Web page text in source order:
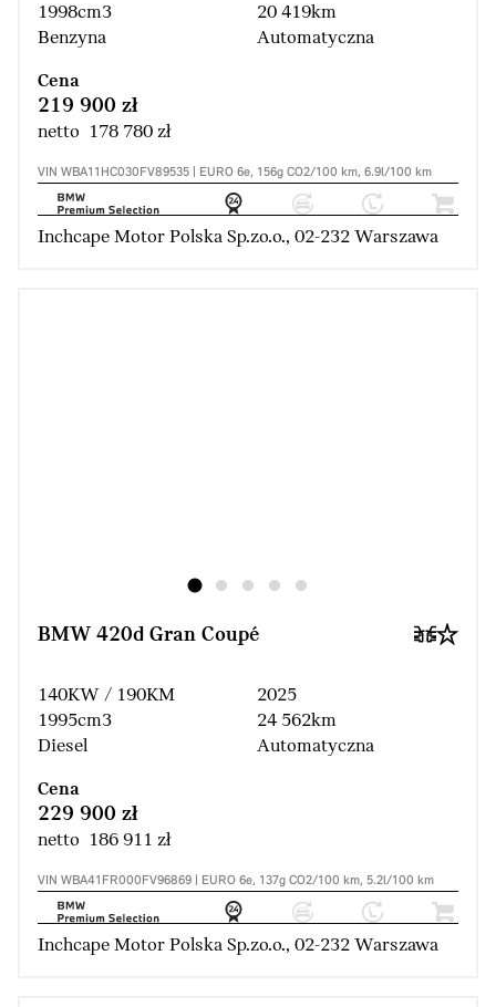
1998cm3
Benzyna
20 419km
Automatyczna
Cena
219 900 zł
netto 178 780 zł
VIN WBA11HC030FV89535 | EURO 6e, 156g CO2/100 km, 6.9l/100 km
Inchcape Motor Polska Sp.zo.o., 02-232 Warszawa
BMW 420d Gran Coupé
140KW / 190KM
1995cm3
Diesel
2025
24 562km
Automatyczna
Cena
229 900 zł
netto 186 911 zł
VIN WBA41FR000FV96869 | EURO 6e, 137g CO2/100 km, 5.2l/100 km
Inchcape Motor Polska Sp.zo.o., 02-232 Warszawa